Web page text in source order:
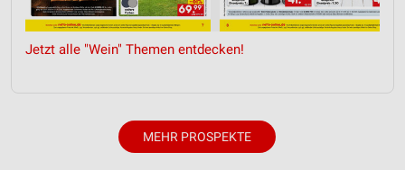
Jetzt alle "Wein" Themen entdecken!
MEHR PROSPEKTE
Kombinationen von Daten aus verschiedenen
Quellen